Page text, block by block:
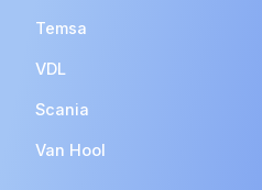
Temsa
VDL
Scania
Van Hool